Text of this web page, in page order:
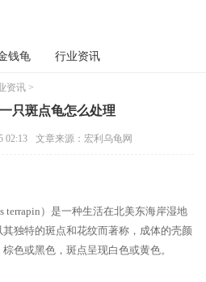
钱龟 行业资讯
资讯 >
只斑点龟怎么处理
02:13 文章来源：宏利乌龟网
terrapin）是一种生活在北美东海岸湿地
独特的斑点和花纹而著称，成体的壳颜
色或黑色，斑点呈现白色或黄色。